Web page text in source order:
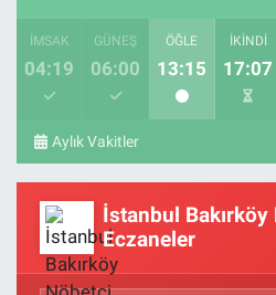
İMSAK
04:19
GÜNEŞ
06:00
ÖĞLE
13:15
İKINDI
17:07
Aylık Vakitler
İstanbul Bakırköy
Eczaneler